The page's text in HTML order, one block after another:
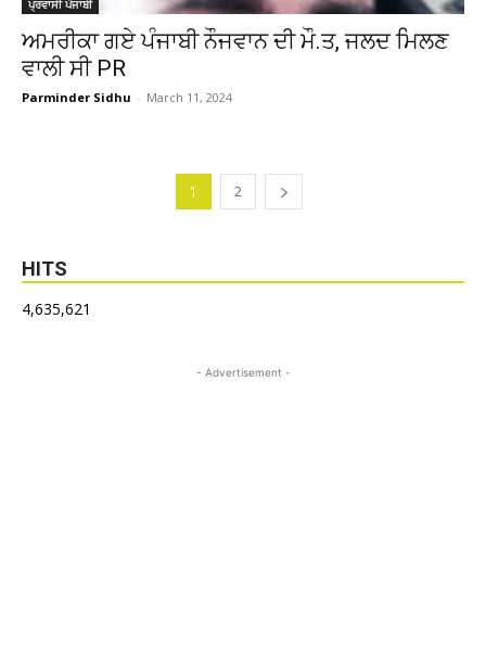
ਪ੍ਰਵਾਸੀ ਪੰਜਾਬੀ
ਅਮਰੀਕਾ ਗਏ ਪੰਜਾਬੀ ਨੌਜਵਾਨ ਦੀ ਮੌ.ਤ, ਜਲਦ ਮਿਲਣ
ਵਾਲੀ ਸੀ PR
Parminder Sidhu - March 11, 2024
1 2
HITS
4,635,621
- Advertisement -